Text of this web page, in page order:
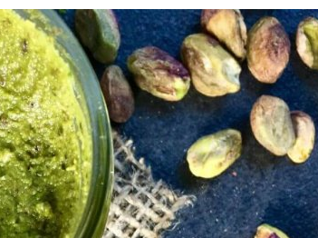
nádobí